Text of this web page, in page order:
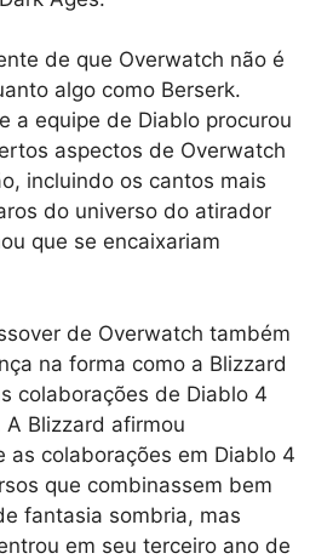
de que Overwatch não é
algo como Berserk.
a equipe de Diablo procurou
aspectos de Overwatch
incluindo os cantos mais
do universo do atirador
que se encaixariam
de Overwatch também
na forma como a Blizzard
colaborações de Diablo 4
Blizzard afirmou
as colaborações em Diablo 4
que combinassem bem
fantasia sombria, mas
em seu terceiro ano de